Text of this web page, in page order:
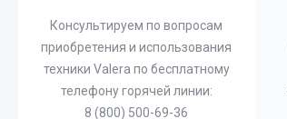
Консультируем по вопросам
приобретения и использования
техники Valera по бесплатному
телефону горячей линии:
8 (800) 500-69-36